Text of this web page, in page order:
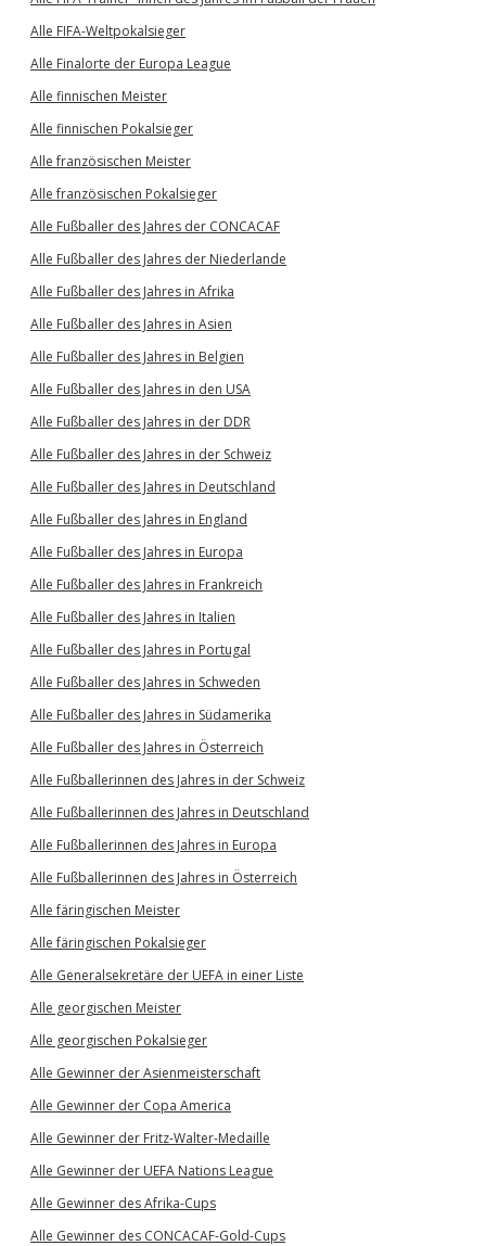
Alle FIFA-Weltpokalsieger
Alle Finalorte der Europa League
Alle finnischen Meister
Alle finnischen Pokalsieger
Alle französischen Meister
Alle französischen Pokalsieger
Alle Fußballer des Jahres der CONCACAF
Alle Fußballer des Jahres der Niederlande
Alle Fußballer des Jahres in Afrika
Alle Fußballer des Jahres in Asien
Alle Fußballer des Jahres in Belgien
Alle Fußballer des Jahres in den USA
Alle Fußballer des Jahres in der DDR
Alle Fußballer des Jahres in der Schweiz
Alle Fußballer des Jahres in Deutschland
Alle Fußballer des Jahres in England
Alle Fußballer des Jahres in Europa
Alle Fußballer des Jahres in Frankreich
Alle Fußballer des Jahres in Italien
Alle Fußballer des Jahres in Portugal
Alle Fußballer des Jahres in Schweden
Alle Fußballer des Jahres in Südamerika
Alle Fußballer des Jahres in Österreich
Alle Fußballerinnen des Jahres in der Schweiz
Alle Fußballerinnen des Jahres in Deutschland
Alle Fußballerinnen des Jahres in Europa
Alle Fußballerinnen des Jahres in Österreich
Alle färingischen Meister
Alle färingischen Pokalsieger
Alle Generalsekretäre der UEFA in einer Liste
Alle georgischen Meister
Alle georgischen Pokalsieger
Alle Gewinner der Asienmeisterschaft
Alle Gewinner der Copa America
Alle Gewinner der Fritz-Walter-Medaille
Alle Gewinner der UEFA Nations League
Alle Gewinner des Afrika-Cups
Alle Gewinner des CONCACAF-Gold-Cups